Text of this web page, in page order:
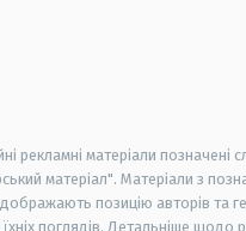
рекламні матеріали позначені
матеріал". Матеріали з
позицію авторів та
поглядів. Детальніше щодо